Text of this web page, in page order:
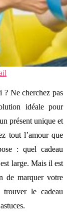
? Ne cherchez pas
idéale pour
présent unique et
tout l’amour que
: quel cadeau
large. Mais il est
de marquer votre
le cadeau